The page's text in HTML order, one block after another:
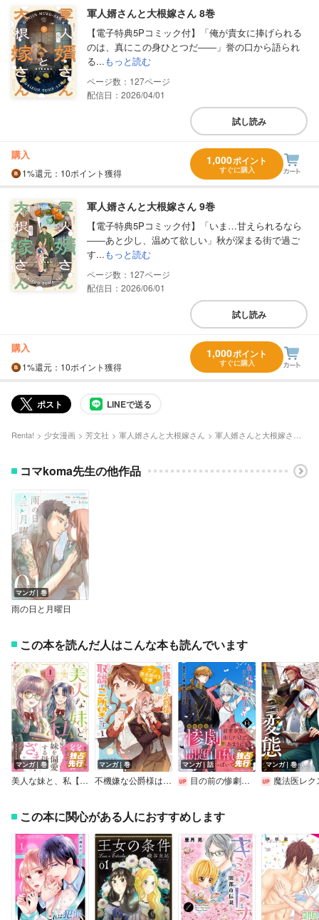
軍人婿さんと大根嫁さん 8巻
【電子特典5Pコミック付】「俺が貴女に捧げられる
のは、真にこの身ひとつだ――」誉の口から語られ
る...もっと読む
127
配信日：2026/04/01
試し読み
購入
1%還元 ：10ポイント獲得
1,000ポイント
すぐに購入
軍人婿さんと大根嫁さん 9巻
【電子特典5Pコミック付】「いま…甘えられるなら
――あと少し、温めて欲しい」秋が深まる街で過ご
す...もっと読む
127
配信日：2026/06/01
試し読み
購入
1%還元 ：10ポイント獲得
1,000ポイント
すぐに購入
ポスト LINEで送る
Renta! 少女漫画 芳文社 軍人婿さんと大根嫁さん
コマkoma先生の他作品
マンガ｜巻
雨の日と月曜日
この本を読んだ人はこんな本も読んでいます
マンガ｜巻
美人な妹と、私【電子限定特典付き】【Renta！限定特典付き】
マンガ｜巻
不機嫌な公爵様はウソ発見器付き令嬢の取説をご所望です
マンガ｜話
目の前の惨劇で前世を思い出したけど、あまりにも問題山積みでいっぱいいっぱいです。 連載版
マンガ｜巻
魔法医レクスの変態カ
この本に関心がある人におすすめします